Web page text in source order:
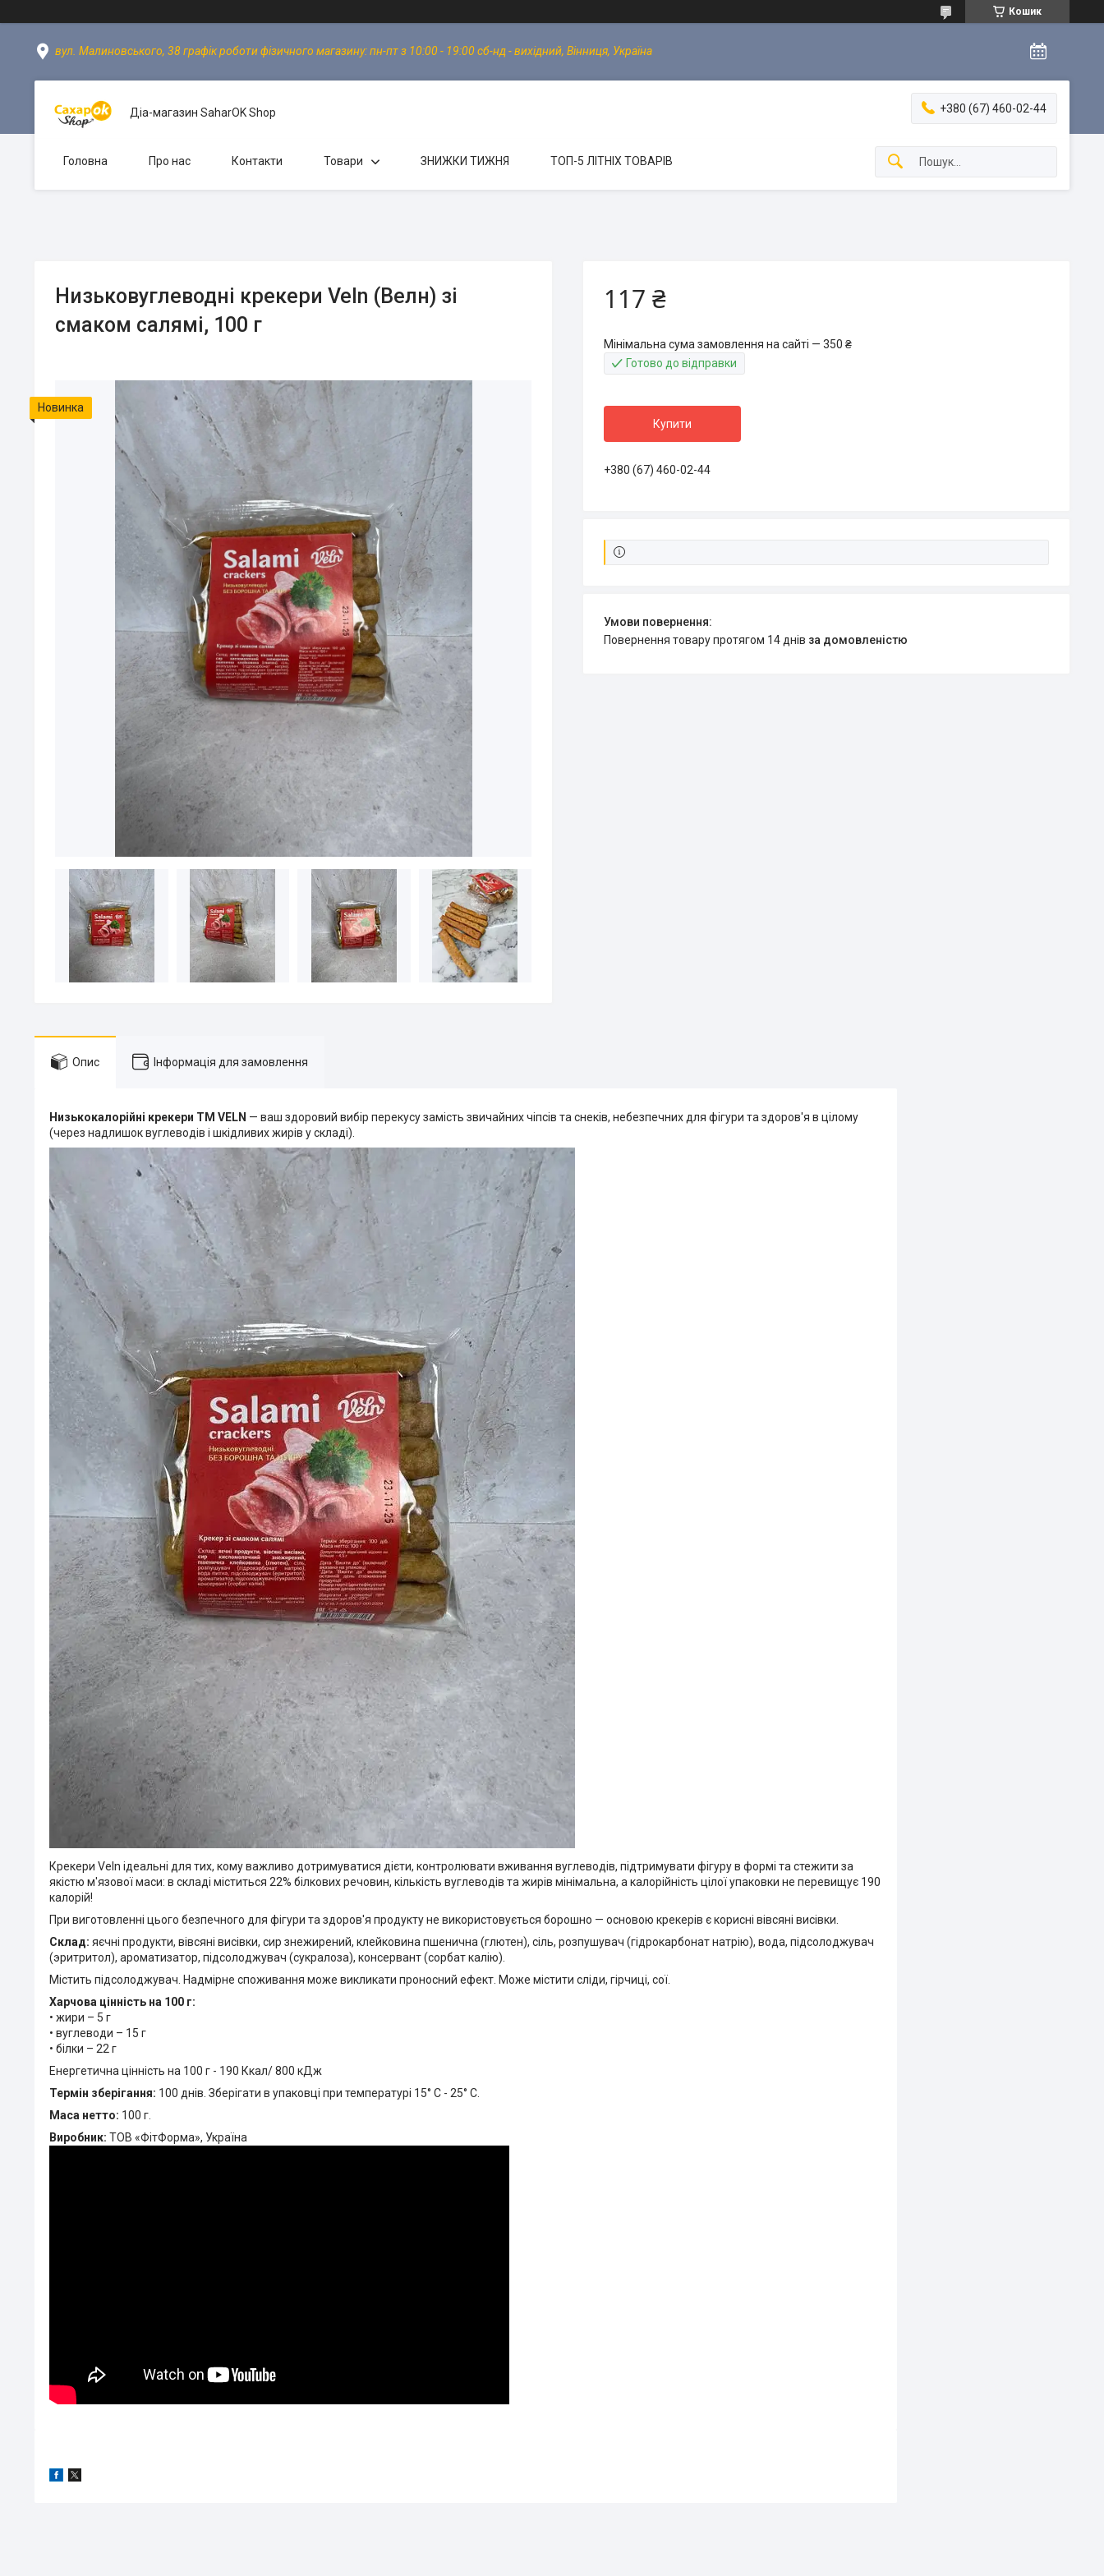
Кошик
вул. Малиновського, 38 графік роботи фізичного магазину: пн-пт з 10:00 - 19:00 сб-нд - вихідний, Вінниця, Україна
Діа-магазин SaharOK Shop +380 (67) 460-02-44
Головна Про нас Контакти Товари ЗНИЖКИ ТИЖНЯ ТОП-5 ЛІТНІХ ТОВАРІВ
Низьковуглеводні крекери Veln (Велн) зі
смаком салямі, 100 г
Новинка
117 ₴
Мінімальна сума замовлення на сайті — 350 ₴
Готово до відправки
Купити
+380 (67) 460-02-44
повернення товару протягом 14 днів за домовленістю
Опис Інформація для замовлення
Низькокалорійні крекери ТМ VELN — ваш здоровий вибір перекусу замість звичайних чіпсів та снеків, небезпечних для фігури та здоров'я в цілому
(через надлишок вуглеводів і шкідливих жирів у складі).
Крекери Veln ідеальні для тих, кому важливо дотримуватися дієти, контролювати вживання вуглеводів, підтримувати фігуру в формі та стежити за
якістю м'язової маси: в складі міститься 22% білкових речовин, кількість вуглеводів та жирів мінімальна, а калорійність цілої упаковки не перевищує 190
калорій!
При виготовленні цього безпечного для фігури та здоров'я продукту не використовується борошно — основою крекерів є корисні вівсяні висівки.
Склад: яєчні продукти, вівсяні висівки, сир знежирений, клейковина пшенична (глютен), сіль, розпушувач (гідрокарбонат натрію), вода, підсолоджувач
(эритритол), ароматизатор, підсолоджувач (сукралоза), консервант (сорбат калію).
Містить підсолоджувач. Надмірне споживання може викликати проносний ефект. Може містити сліди, гірчиці, сої.
Харчова цінність на 100 г:
• жири – 5 г
• вуглеводи – 15 г
• білки – 22 г
Енергетична цінність на 100 г - 190 Ккал/ 800 кДж
Термін зберігання: 100 днів. Зберігати в упаковці при температурі 15° С - 25° С.
Маса нетто: 100 г.
Виробник: ТОВ «ФітФорма», Україна